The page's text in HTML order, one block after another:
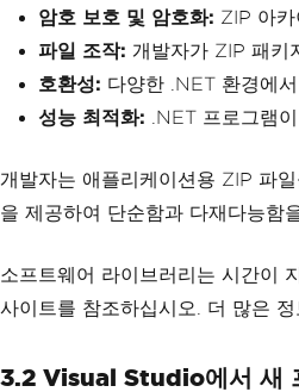
암호 보호 및 암호화: ZIP 아
파일 조작: 개발자가 ZIP 패키
호환성: 다양한 .NET 환경에
성능 최적화: .NET 프로그램
개발자는 애플리케이션용 ZIP 파
을 제공하여 단순함과 다재다능함
소프트웨어 라이브러리는 시간이
사이트를 참조하십시오. 더 많은 정
3.2 Visual Studio에서 새